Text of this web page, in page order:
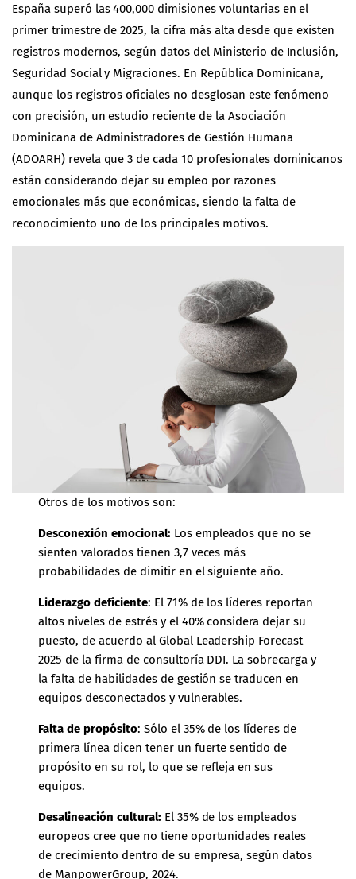
España superó las 400,000 dimisiones voluntarias en el
primer trimestre de 2025, la cifra más alta desde que existen
registros modernos, según datos del Ministerio de Inclusión,
Seguridad Social y Migraciones. En República Dominicana,
aunque los registros oficiales no desglosan este fenómeno
con precisión, un estudio reciente de la Asociación
Dominicana de Administradores de Gestión Humana
(ADOARH) revela que 3 de cada 10 profesionales dominicanos
están considerando dejar su empleo por razones
emocionales más que económicas, siendo la falta de
reconocimiento uno de los principales motivos.
Otros de los motivos son:
Desconexión emocional:Los empleados que no se
sienten valorados tienen 3,7 veces más
probabilidades de dimitir en el siguiente año.
Liderazgo deficiente: El 71% de los líderes reportan
altos niveles de estrés y el 40% considera dejar su
puesto, de acuerdo al Global Leadership Forecast
2025 de la firma de consultoría DDI. La sobrecarga y
la falta de habilidades de gestión se traducen en
equipos desconectados y vulnerables.
Falta de propósito: Sólo el 35% de los líderes de
primera línea dicen tener un fuerte sentido de
propósito en su rol, lo que se refleja en sus
equipos.
Desalineación cultural:El 35% de los empleados
europeos cree que no tiene oportunidades reales
de crecimiento dentro de su empresa, según datos
de ManpowerGroup, 2024.